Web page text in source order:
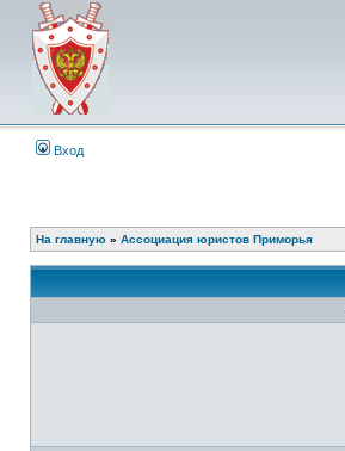
Вход
На главную » Ассоциация юристов Приморья